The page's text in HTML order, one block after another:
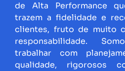
de Alta Performance
trazem a fidelidade e
clientes, fruto de muito
responsabilidade.
trabalhar com
qualidade, rigorosos